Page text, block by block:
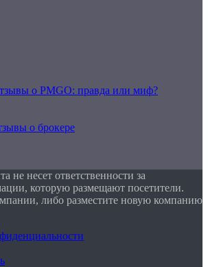
о PMGO: правда или миф?
о брокере
не несет ответственности за
которую размещают посетители.
либо разместите новую компанию